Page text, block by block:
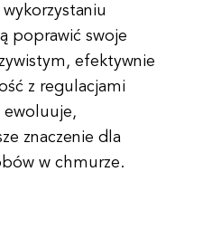
poprawić swoje
efektywnie
z regulacjami
ewoluuje,
znaczenie dla
w chmurze.